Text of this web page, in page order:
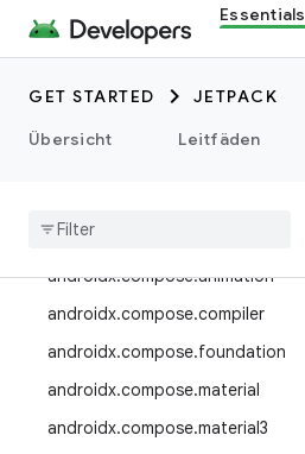
Essentials
GET STARTED
JETPACK
Übersicht
Leitfäden
androidx.camera.media3
androidx.camera.viewfinder
androidx.car
androidx
androidx.compose.animation
androidx.compose.compiler
androidx.compose.foundation
androidx.compose.material
androidx.compose.material3